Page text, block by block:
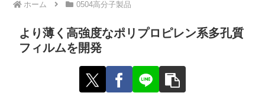
ホーム 0504高分子製品
より薄く高強度なポリプロピレン系多孔質
フィルムを開発